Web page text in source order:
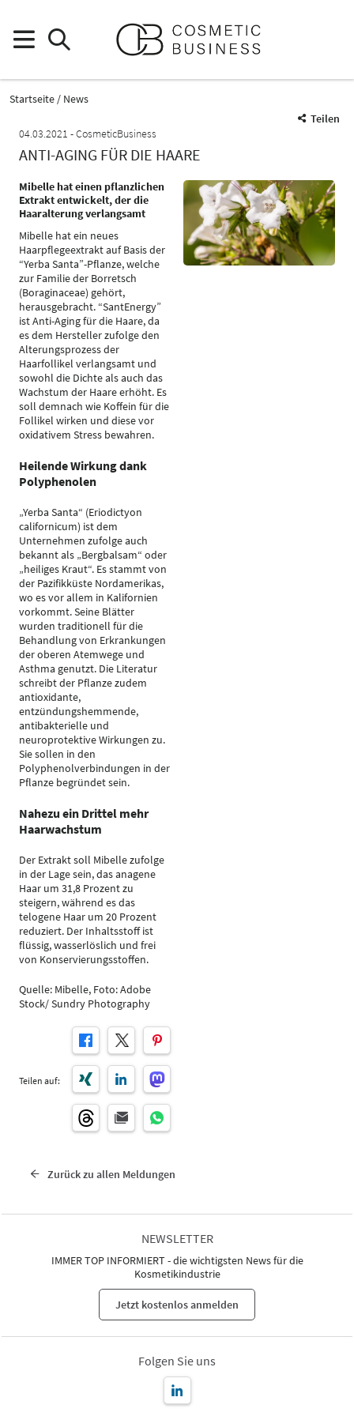
Startseite
News
Teilen
04.03.2021
CosmeticBusiness
ANTI-AGING FÜR DIE HAARE
Mibelle hat einen pflanzlichen
Extrakt entwickelt, der die
Haaralterung verlangsamt
Mibelle hat ein neues
Haarpflegeextrakt auf Basis der
“Yerba Santa”-Pflanze, welche
zur Familie der Borretsch
(Boraginaceae) gehört,
herausgebracht. “SantEnergy”
ist Anti-Aging für die Haare, da
es dem Hersteller zufolge den
Alterungsprozess der
Haarfollikel verlangsamt und
sowohl die Dichte als auch das
Wachstum der Haare erhöht. Es
soll demnach wie Koffein für die
Follikel wirken und diese vor
oxidativem Stress bewahren.
Heilende Wirkung dank
Polyphenolen
„Yerba Santa“ (Eriodictyon
californicum) ist dem
Unternehmen zufolge auch
bekannt als „Bergbalsam“ oder
„heiliges Kraut“. Es stammt von
der Pazifikküste Nordamerikas,
wo es vor allem in Kalifornien
vorkommt. Seine Blätter
wurden traditionell für die
Behandlung von Erkrankungen
der oberen Atemwege und
Asthma genutzt. Die Literatur
schreibt der Pflanze zudem
antioxidante,
entzündungshemmende,
antibakterielle und
neuroprotektive Wirkungen zu.
Sie sollen in den
Polyphenolverbindungen in der
Pflanze begründet sein.
Nahezu ein Drittel mehr
Haarwachstum
Der Extrakt soll Mibelle zufolge
in der Lage sein, das anagene
Haar um 31,8 Prozent zu
steigern, während es das
telogene Haar um 20 Prozent
reduziert. Der Inhaltsstoff ist
flüssig, wasserlöslich und frei
von Konservierungsstoffen.
Quelle: Mibelle, Foto: Adobe
Stock/ Sundry Photography
Teilen auf:
Zurück zu allen Meldungen
NEWSLETTER
IMMER TOP INFORMIERT - die wichtigsten News für die
Kosmetikindustrie
Jetzt kostenlos anmelden
Folgen Sie uns